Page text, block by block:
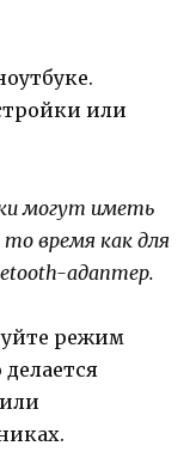
или
могут иметь
время как для
адаптер.
режим